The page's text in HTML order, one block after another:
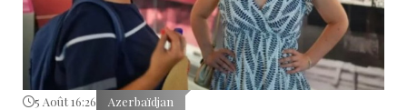
5 Août 16:26 Azerbaïdjan